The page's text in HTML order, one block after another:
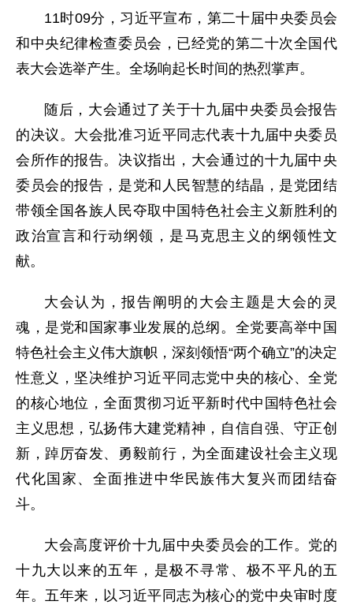
11时09分，习近平宣布，第二十届中央委员会
和中央纪律检查委员会，已经党的第二十次全国代
表大会选举产生。全场响起长时间的热烈掌声。
随后，大会通过了关于十九届中央委员会报告
的决议。大会批准习近平同志代表十九届中央委员
会所作的报告。决议指出，大会通过的十九届中央
委员会的报告，是党和人民智慧的结晶，是党团结
带领全国各族人民夺取中国特色社会主义新胜利的
政治宣言和行动纲领，是马克思主义的纲领性文
献。
大会认为，报告阐明的大会主题是大会的灵
魂，是党和国家事业发展的总纲。全党要高举中国
特色社会主义伟大旗帜，深刻领悟“两个确立”的决定
性意义，坚决维护习近平同志党中央的核心、全党
的核心地位，全面贯彻习近平新时代中国特色社会
主义思想，弘扬伟大建党精神，自信自强、守正创
新，踔厉奋发、勇毅前行，为全面建设社会主义现
代化国家、全面推进中华民族伟大复兴而团结奋
斗。
大会高度评价十九届中央委员会的工作。党的
十九大以来的五年，是极不寻常、极不平凡的五
年。五年来，以习近平同志为核心的党中央审时度